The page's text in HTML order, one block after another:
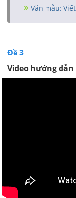
Văn mẫu:
Đề 3
Video hướng dẫn